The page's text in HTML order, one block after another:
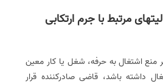
مرتبط با جرم ارتکابی
منع اشتغال به حرفه، شغل یا کار معین
داشته باشد، قاضی صادرکننده قرار